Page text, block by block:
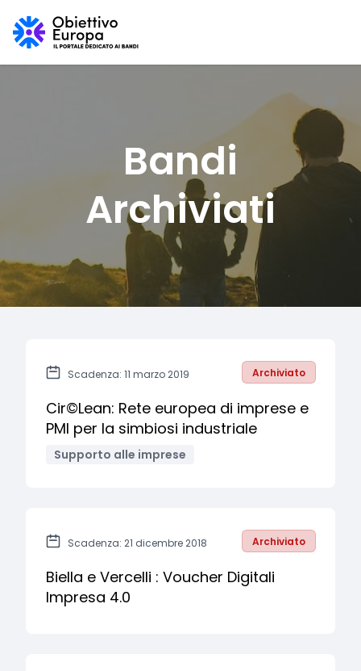
Bandi
Archiviati
Scadenza: 11 marzo 2019 Archiviato
Cir©Lean: Rete europea di imprese e
PMI per la simbiosi industriale
Supporto alle imprese
Scadenza: 21 dicembre 2018 Archiviato
Biella e Vercelli : Voucher Digitali
Impresa 4.0